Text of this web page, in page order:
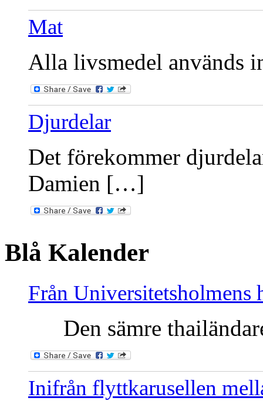
Mat
Alla livsmedel används
Djurdelar
Det förekommer
Damien […]
Blå Kalender
Från Universitetsholmens
Den sämre
Inifrån flyttkarusellen